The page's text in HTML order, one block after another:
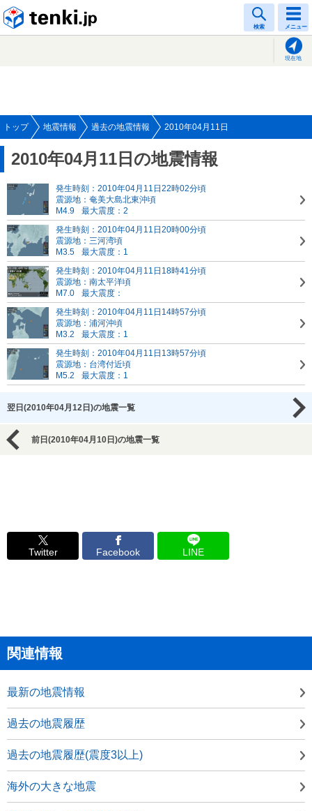
検索 メニュー
現在地
トップ 地震情報 過去の地震情報 2010年04月11日
2010年04月11日の地震情報
発生時刻：2010年04月11日22時02分頃
震源地：奄美大島北東沖頃
M4.9
最大震度：2
発生時刻：2010年04月11日20時00分頃
震源地：三河湾頃
M3.5
最大震度：1
発生時刻：2010年04月11日18時41分頃
震源地：南太平洋頃
M7.0
最大震度：
発生時刻：2010年04月11日14時57分頃
震源地：浦河沖頃
M3.2
最大震度：1
発生時刻：2010年04月11日13時57分頃
震源地：台湾付近頃
M5.2
最大震度：1
翌日(2010年04月12日)の地震一覧
前日(2010年04月10日)の地震一覧
Twitter Facebook LINE
関連情報
最新の地震情報
過去の地震履歴
過去の地震履歴(震度3以上)
海外の大きな地震